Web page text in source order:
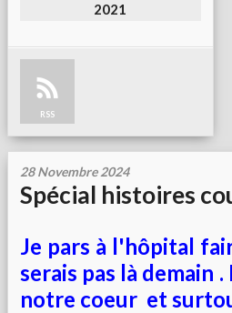
2021
RSS
28 Novembre 2024
Spécial histoires
Je pars à l'hôpital
serais pas là demain
notre coeur et